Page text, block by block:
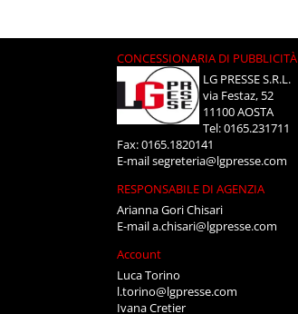
CONCESSIONARIA DI PUBBLICITÀ
LG PRESSE S.R.L.
via Festaz, 52
11100 AOSTA
Tel: 0165.231711
Fax: 0165.1820141
E-mailsegreteria@lgpresse.com
RESPONSABILE DI AGENZIA
Arianna Gori Chisari
E-maila.chisari@lgpresse.com
Account
Luca Torino
l.torino@lgpresse.com
Ivana Cretier